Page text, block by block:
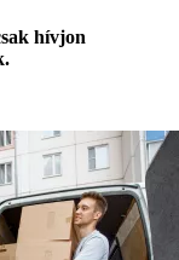
hívjon